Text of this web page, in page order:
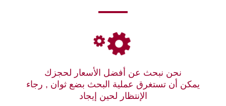
نحن نبحث عن أفضل الأسعار لحجزك
يمكن أن تستغرق عملية البحث بضع ثوان , رجاء
الإنتظار لحين إيجاد